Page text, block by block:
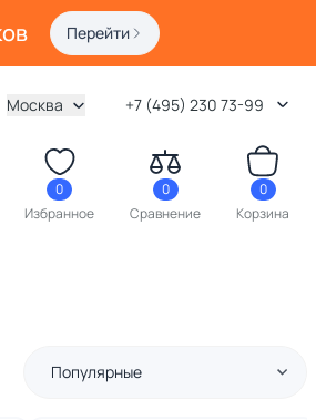
Перейти
Москва +7 (495) 230 73-99
0
Избранное
0
Сравнение
0
Корзина
Популярные